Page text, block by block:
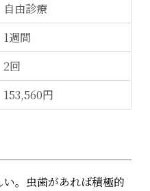
自由診療
1週間
2回
153,560円
い。虫歯があれば積極的